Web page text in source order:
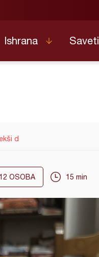
Ishrana Saveti
d
12 OSOBA 15 min